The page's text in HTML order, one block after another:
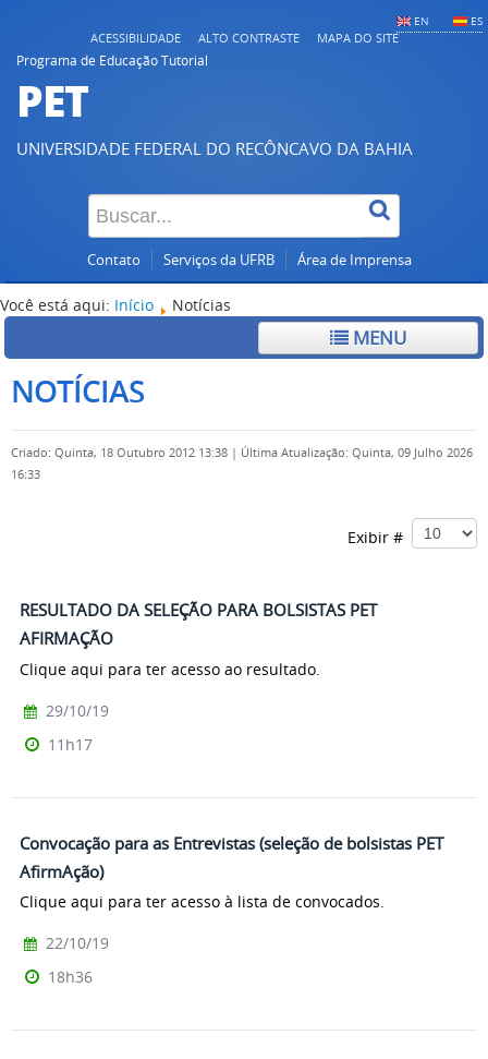
EN ES
ACESSIBILIDADE ALTO CONTRASTE
MAPA DO SITE
Programa de Educação Tutorial
PET
UNIVERSIDADE FEDERAL DO RECÔNCAVO DA BAHIA
Contato Serviços da UFRB Área de Imprensa
Você está aqui: Início Notícias
MENU
NOTÍCIAS
Criado: Quinta, 18 Outubro 2012 13:38 | Última Atualização: Quinta, 09 Julho 2026
16:33
Exibir #
RESULTADO DA SELEÇÃO PARA BOLSISTAS PET
AFIRMAÇÃO
Clique aqui para ter acesso ao resultado.
29/10/19
11h17
Convocação para as Entrevistas (seleção de bolsistas PET
AfirmAção)
Clique aqui para ter acesso à lista de convocados.
22/10/19
18h36